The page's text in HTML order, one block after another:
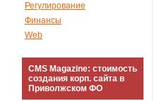
Регулирование
Финансы
Web
CMS Magazine: стоимость
создания корп. сайта в
Приволжском ФО